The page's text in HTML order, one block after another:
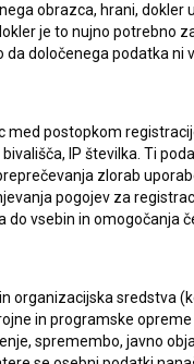
obrazca, hrani, dokler
je to nujno potrebno
določenega podatka ni
med postopkom
IP številka. Ti
zlorab
pogojev za
do vsebin in omogočanja
organizacijska sredstva
in programske
spremembo, javno